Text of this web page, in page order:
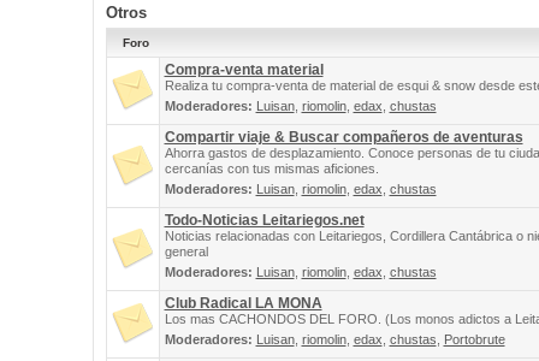
Otros
Foro
Compra-venta material
Realiza tu compra-venta de material de esqui & snow desde
Moderadores: Luisan, riomolin, edax chustas
Compartir viaje & Buscar compañeros de aventuras
Ahorra gastos de desplazamiento. Conoce personas de tu
cercanías con tus mismas aficiones.
Moderadores: Luisan, riomolin, edax chustas
Todo-Noticias Leitariegos.net
Noticias relacionadas con Leitariegos, Cordillera Cantábrica o
general
Moderadores: Luisan, riomolin, edax chustas
Club Radical LA MONA
Los mas CACHONDOS DEL FORO. (Los monos adictos a
Moderadores: Luisan, riomolin, edax chustas Portobrute